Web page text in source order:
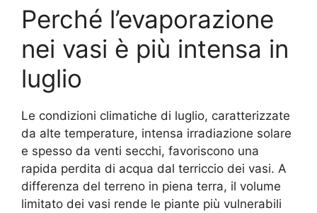
Perché l’evaporazione
nei vasi è più intensa in
luglio
Le condizioni climatiche di luglio, caratterizzate
da alte temperature, intensa irradiazione solare
e spesso da venti secchi, favoriscono una
rapida perdita di acqua dal terriccio dei vasi. A
differenza del terreno in piena terra, il volume
limitato dei vasi rende le piante più vulnerabili